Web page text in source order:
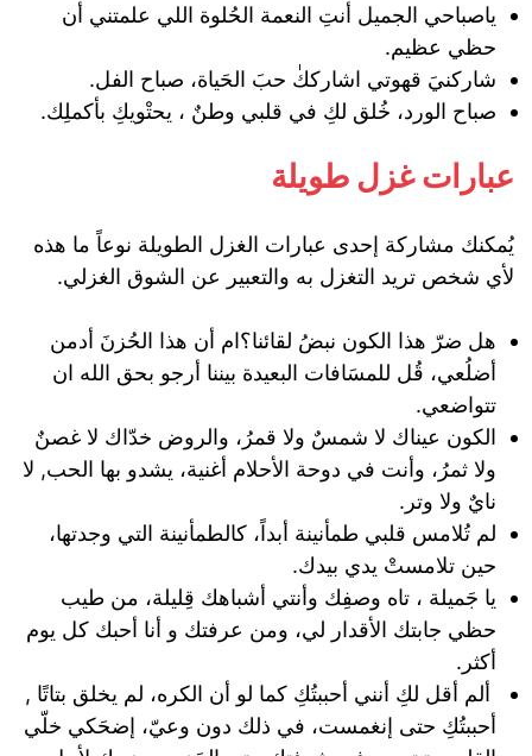
ياصباحي الجميل ‏‏أنتِ النعمة الحُلوة اللي علمتني أن
حظي عظيم.
شاركنيَ قهوتي اشارككٰ حبَ الحَياة، صباح الفل.
صباح الورد، خُلق لكِ في قلبي وطنٌ ، يحتْويكِ بأكملِك.
عبارات غزل طويلة
يُمكنك مشاركة إحدى عبارات الغزل الطويلة نوعاً ما هذه
لأي شخص تريد التغزل به والتعبير عن الشوق الغزلي.
هل ضرّ هذا الكون نبضُ لقائنا؟ام أن هذا الحُزنَ أدمن
أضلُعي، قُل للمسَافات البعيدة بيننا أرجو بحق الله ان
تتواضعي.
‏الكون عيناك لا شمسٌ ولا قمرُ، والروض خدّاك لا غصنٌ
ولا ثمرُ، وأنت في دوحة الأحلام أغنية، يشدو بها الحب, لا
نايٌ ولا وتر.
لم تُلامس قلبي طمأنينة أبداً، كالطمأنينة التي وجدتها،
حين تلامستْ يدي بيدك.
يا جَميلة ، تاه وصفِك وأنتي أشباهك قِليلة، من طيب
حظي جابتك الأقدار لي، ومن عرفتك و أنا أحبك كل يوم
أكثر.
ألم أقل لكِ أنني أحببتُكِ كما لو أن الكره، لم يخلق بتاتًا ,
أحببتُكِ حتى إنغمست، في ذلك دون وعيّ، ‏إضحَكي خلّي